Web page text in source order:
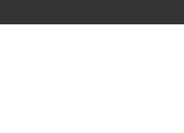
et de la diversifier davantage